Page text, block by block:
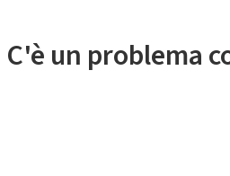
C'è un problema